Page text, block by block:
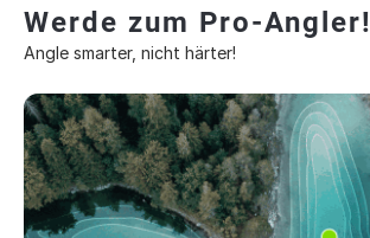
Werde zum Pro-Angler!
Angle smarter, nicht härter!